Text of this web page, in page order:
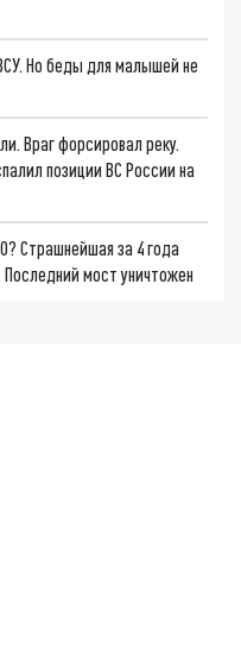
Но беды для малышей не
Враг форсировал реку.
позиции ВС России на
Страшнейшая за 4 года
мост уничтожен